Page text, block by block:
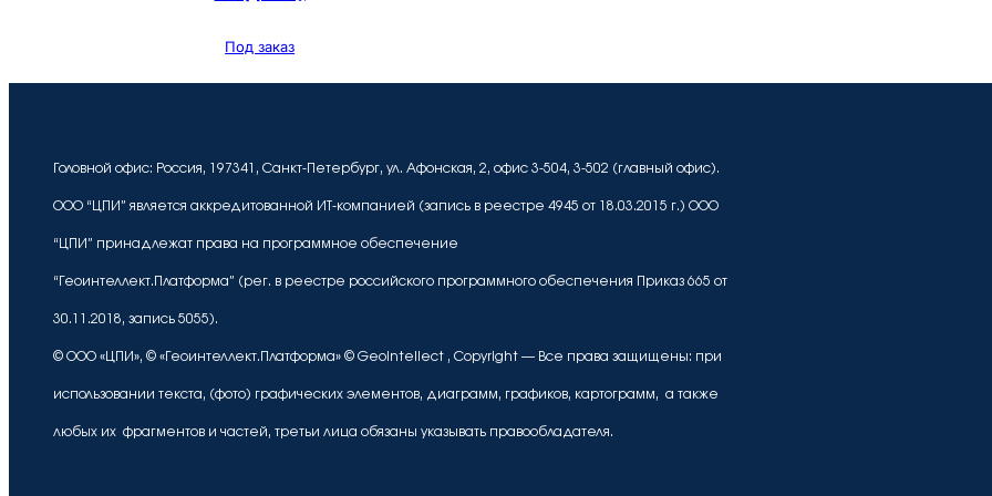
Под заказ
Головной офис: Россия, 197341, Санкт-Петербург, ул. Афонская, 2, офис 3-504, 3-502 (главный офис).
ООО “ЦПИ” является аккредитованной ИТ-компанией (запись в реестре 4945 от 18.03.2015 г.) ООО
“ЦПИ” принадлежат права на программное обеспечение
“Геоинтеллект.Платформа” (рег. в реестре российского программного обеспечения Приказ 665 от
30.11.2018, запись 5055).
© ООО «ЦПИ», © «Геоинтеллект.Платформа» © Geointellect , Copyright — Все права защищены: при
использовании текста, (фото) графических элементов, диаграмм, графиков, картограмм, а также
любых их фрагментов и частей, третьи лица обязаны указывать правообладателя.